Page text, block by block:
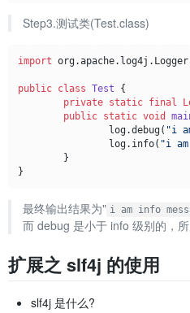
Step3.测试类(Test.class)
import
public class Test {
private static final
public static void
		log.debug(
"i
		log.info(
"i
最终输出结果为" i am info
而 debug 是小于 info 级别的，所
扩展之 slf4j 的使用
slf4j 是什么?